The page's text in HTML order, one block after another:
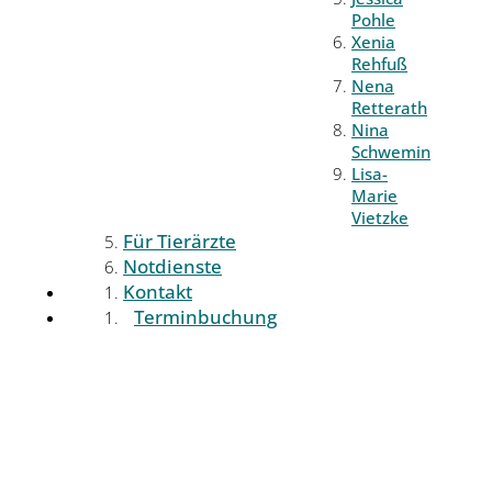
Pohle
Xenia
Rehfuß
Nena
Retterath
Nina
Schwemin
Lisa-
Marie
Vietzke
Für Tierärzte
Notdienste
Kontakt
Terminbuchung